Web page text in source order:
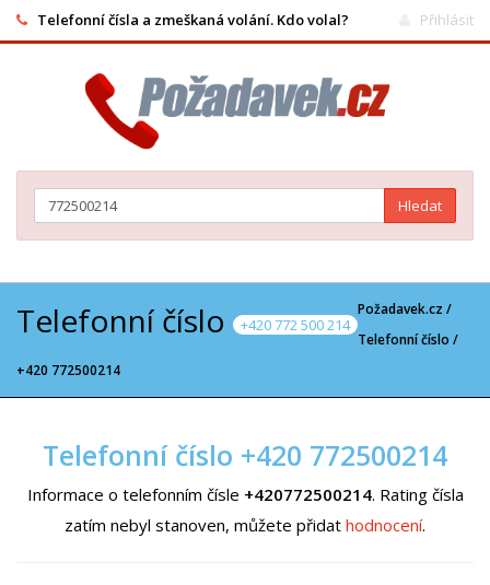
Telefonní čísla a zmeškaná volání. Kdo volal? Přihlásit
Hledat
Telefonní číslo +420 772 500 214
Požadavek.cz /
Telefonní číslo /
+420 772500214
Telefonní číslo +420 772500214
Informace o telefonním čísle +420772500214. Rating čísla
zatím nebyl stanoven, můžete přidat hodnocení.